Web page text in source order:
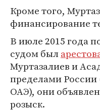
Кроме того,
финансирование
В июле 2015 года
судом был
Муртазалиев и
пределами
ОАЭ), они
розыск.